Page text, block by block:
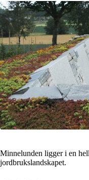
Minnelunden ligger i en
jordbrukslandskapet.